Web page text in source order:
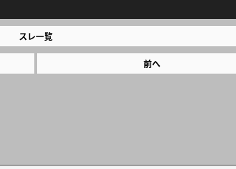
スレ一覧
前へ